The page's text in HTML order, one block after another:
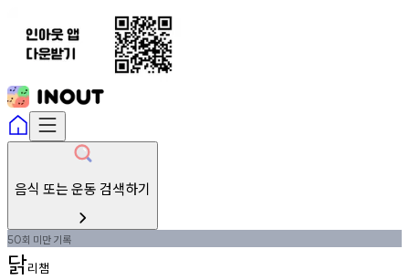
음식 또는 운동 검색하기
50회 미만기록
닭리챔